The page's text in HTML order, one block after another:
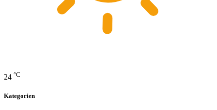
24 °C
Kategorien